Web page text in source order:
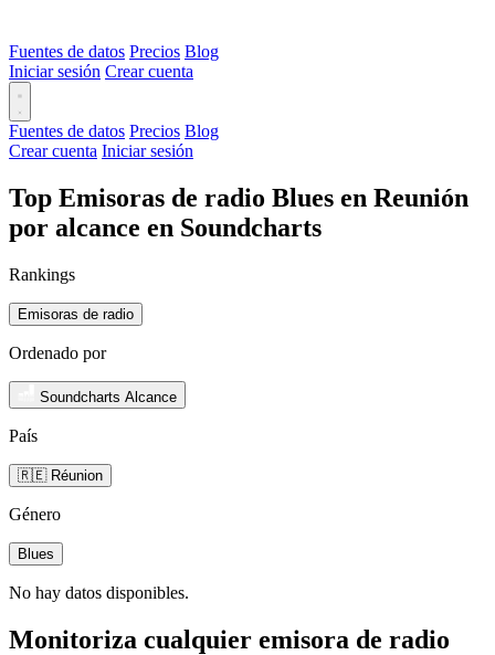
Fuentes de datos Precios Blog
Iniciar sesión Crear cuenta
Fuentes de datos Precios Blog
Crear cuenta Iniciar sesión
Top Emisoras de radio Blues en Reunión
por alcance en Soundcharts
Rankings
Emisoras de radio
Ordenado por
Soundcharts Alcance
País
🇷🇪 Réunion
Género
Blues
No hay datos disponibles.
Monitoriza cualquier emisora de radio